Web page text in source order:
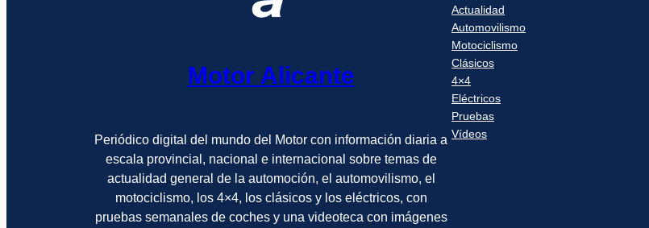
Motor Alicante
Periódico digital del mundo del Motor con información diaria a
escala provincial, nacional e internacional sobre temas de
actualidad general de la automoción, el automovilismo, el
motociclismo, los 4×4, los clásicos y los eléctricos, con
pruebas semanales de coches y una videoteca con imágenes
Actualidad
Automovilismo
Motociclismo
Clásicos
4×4
Eléctricos
Pruebas
Vídeos